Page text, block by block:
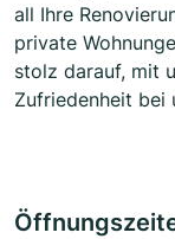
all Ihre
private
stolz darauf, mit
Zufriedenheit bei